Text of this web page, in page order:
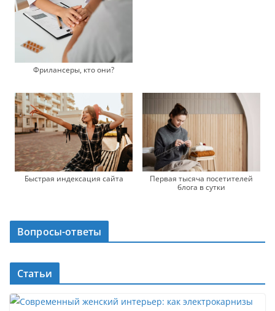
Фрилансеры, кто они?
Быстрая индексация сайта
Первая тысяча посетителей
блога в сутки
Вопросы-ответы
Статьи